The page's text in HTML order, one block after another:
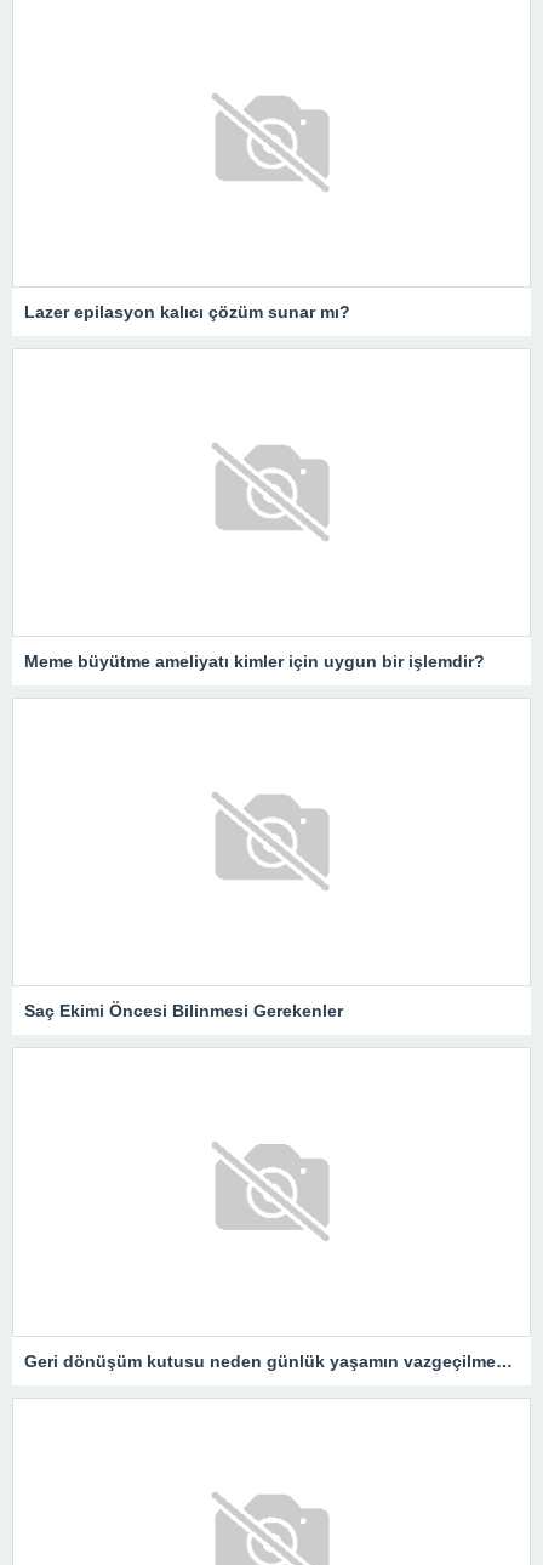
Lazer epilasyon kalıcı çözüm sunar mı?
Meme büyütme ameliyatı kimler için uygun bir işlemdir?
Saç Ekimi Öncesi Bilinmesi Gerekenler
Geri dönüşüm kutusu neden günlük yaşamın vazgeçilmezidir?